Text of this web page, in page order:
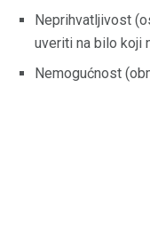
Neprihvatljivost
uveriti na bilo koji
Nemogućnost